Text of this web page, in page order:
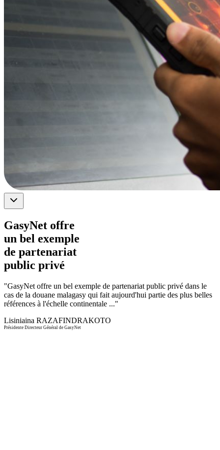
GasyNet offre
un bel exemple
de partenariat
public privé
"GasyNet offre un bel exemple de partenariat public privé dans le
cas de la douane malagasy qui fait aujourd'hui partie des plus belles
références à l'échelle continentale ..."
Lisiniaina RAZAFINDRAKOTO
Présidente Directeur Général de GasyNet